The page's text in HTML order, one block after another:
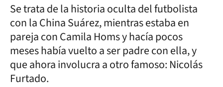
Se trata de la historia oculta del futbolista
con la China Suárez, mientras estaba en
pareja con Camila Homs y hacía pocos
meses había vuelto a ser padre con ella, y
que ahora involucra a otro famoso: Nicolás
Furtado.